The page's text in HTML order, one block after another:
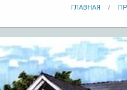
ГЛАВНАЯ